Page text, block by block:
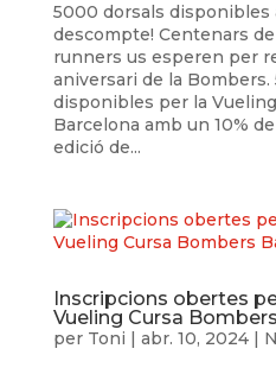
5000 dorsals disponibles
descompte! Centenars
runners us esperen per
aniversari de la
disponibles per la
Barcelona amb un 10%
edició de...
Inscripcions obertes
Vueling Cursa
per Toni | abr. 10, 2024|